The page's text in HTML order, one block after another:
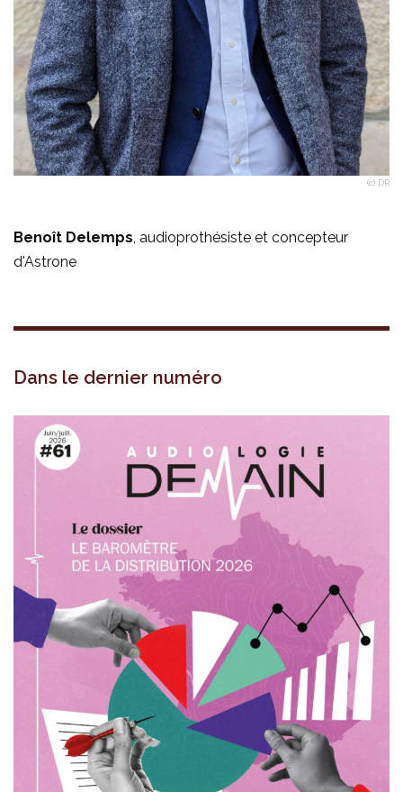
(c) DR
Benoît Delemps , audioprothésiste et concepteur
d'Astrone
Dans le dernier numéro